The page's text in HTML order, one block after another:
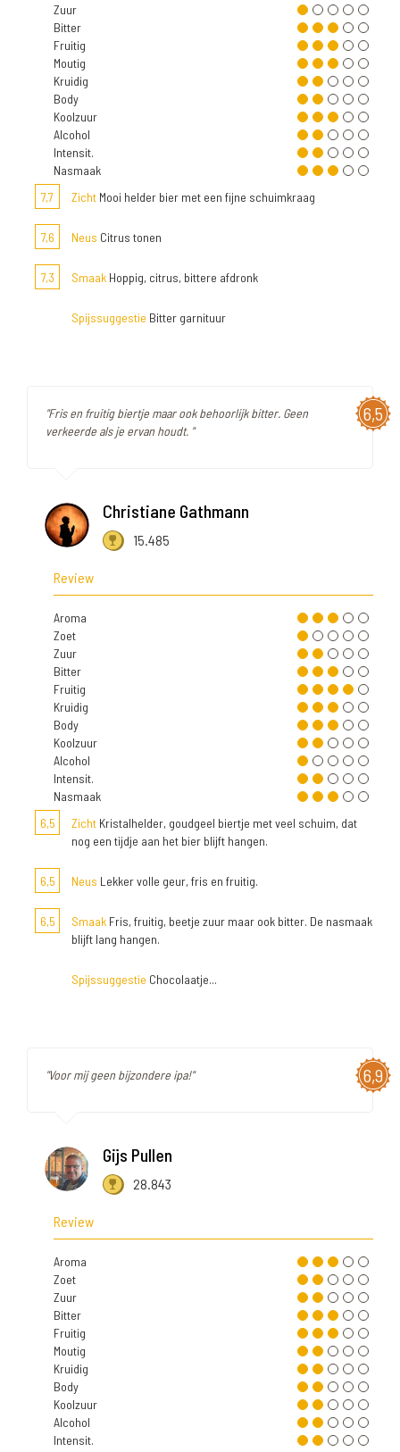
Zuur
Bitter
Fruitig
Moutig
Kruidig
Body
Koolzuur
Alcohol
Intensit.
Nasmaak
7,7
Zicht Mooi helder bier met een fijne schuimkraag
7,6 Neus Citrus tonen
7,3 Smaak Hoppig, citrus, bittere afdronk
Spijssuggestie Bitter garnituur
6,5
"Fris en fruitig biertje maar ook behoorlijk bitter. Geen
verkeerde als je ervan houdt. "
Christiane Gathmann
15.485
Review
Aroma
Zoet
Zuur
Bitter
Fruitig
Kruidig
Body
Koolzuur
Alcohol
Intensit.
Nasmaak
6,5
Zicht Kristalhelder, goudgeel biertje met veel schuim, dat
nog een tijdje aan het bier blijft hangen.
6,5 Neus Lekker volle geur, fris en fruitig.
6,5 Smaak Fris, fruitig, beetje zuur maar ook bitter. De nasmaak
blijft lang hangen.
Spijssuggestie Chocolaatje...
6,9
"Voor mij geen bijzondere ipa!"
Gijs Pullen
28.843
Review
Aroma
Zoet
Zuur
Bitter
Fruitig
Moutig
Kruidig
Body
Koolzuur
Alcohol
Intensit.